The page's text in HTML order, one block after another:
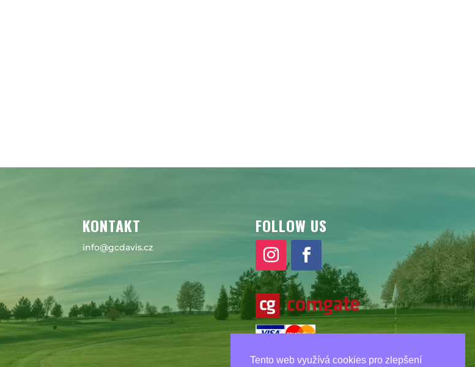
KONTAKT
info@gcdavis.cz
FOLLOW US
Tento web využívá cookies pro zlepšení